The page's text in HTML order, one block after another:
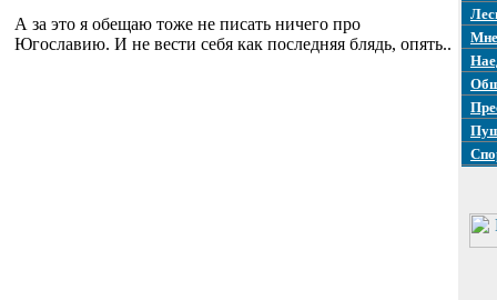
А за это я обещаю тоже не писать ничего про
Югославию. И не вести себя как последняя блядь, опять..